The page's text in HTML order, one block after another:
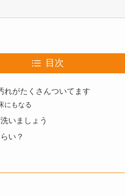
目次
れがたくさんついてます
にもなる
いましょう
い？